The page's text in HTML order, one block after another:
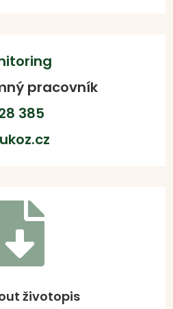
pracovník
385

životopis